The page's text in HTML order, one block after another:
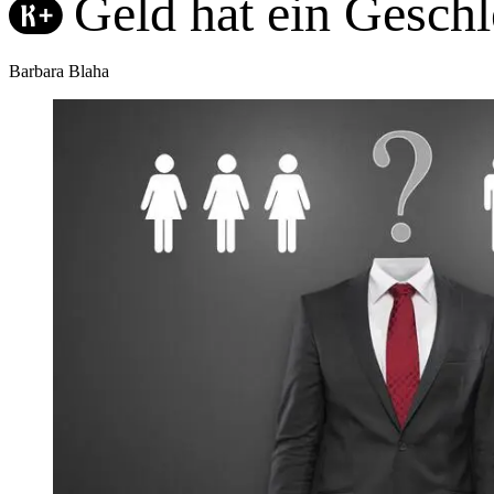
Geld hat ein
Barbara Blaha